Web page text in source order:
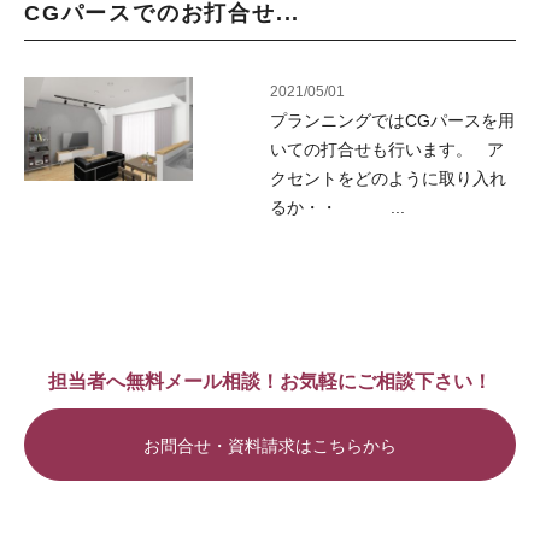
CGパースでのお打合せ...
2021/05/01
プランニングではCGパースを用
いての打合せも行います。 ア
クセントをどのように取り入れ
るか・・ ...
担当者へ無料メール相談！お気軽にご相談下さい！
お問合せ・資料請求はこちらから